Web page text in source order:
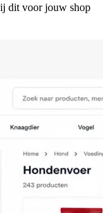
dit voor jouw shop